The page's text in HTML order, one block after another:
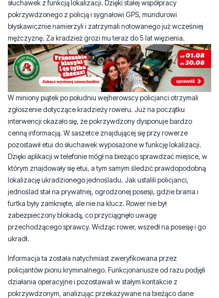
słuchawek z funkcją lokalizacji. Dzięki stałej współpracy
pokrzywdzonego z policją i sygnałowi GPS, mundurowi
błyskawicznie namierzyli i zatrzymali notowanego już wcześniej
mężczyznę. Za kradzież grozi mu teraz do 5 lat więzienia.
W miniony piątek po południu wejherowscy policjanci otrzymali
zgłoszenie dotyczące kradzieży roweru. Już na początku
interwencji okazało się, że pokrzywdzony dysponuje bardzo
cenną informacją. W saszetce znajdującej się przy rowerze
pozostawił etui do słuchawek wyposażone w funkcję lokalizacji.
Dzięki aplikacji w telefonie mógł na bieżąco sprawdzać miejsce, w
którym znajdowały się etui, a tym samym śledzić prawdopodobną
lokalizację ukradzionego jednośladu. Jak ustalili policjanci,
jednoślad stał na prywatnej, ogrodzonej posesji, gdzie brama i
furtka były zamknięte, ale nie na klucz. Rower nie był
zabezpieczony blokadą, co przyciągnęło uwagę
przechodzącego sprawcy. Widząc rower, wszedł na posesję i go
ukradł.
Informacja ta została natychmiast zweryfikowana przez
policjantów pionu kryminalnego. Funkcjonariusze od razu podjęli
działania operacyjne i pozostawali w stałym kontakcie z
pokrzywdzonym, analizując przekazywane na bieżąco dane